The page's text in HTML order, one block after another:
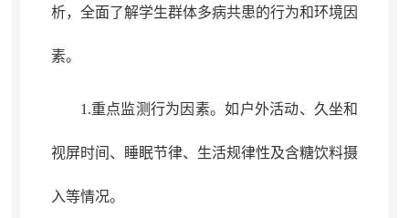
析， 全面了解学生群体多病共患的行为和环境因
素。
1.重点监测行为因素。如户外活动、久坐和
视屏时间、睡眠节律、生活规律性及含糖饮料摄
入等情况。